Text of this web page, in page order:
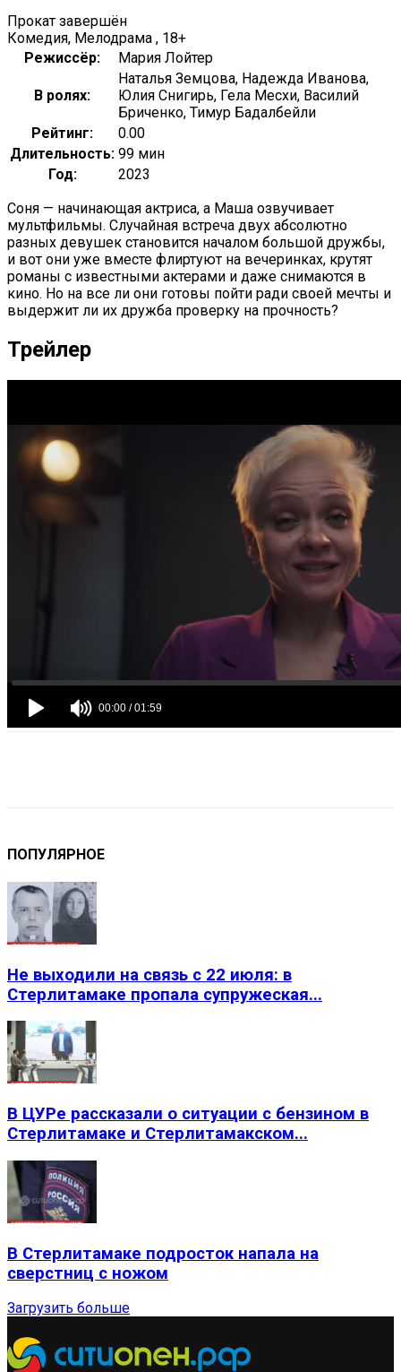
Прокат завершён
Комедия, Мелодрама , 18+
Режиссёр:
Мария Лойтер
В ролях:
Наталья Земцова, Надежда Иванова,
Юлия Снигирь, Гела Месхи, Василий
Бриченко, Тимур Бадалбейли
Рейтинг:
0.00
Длительность: 99 мин
Год:
2023
Соня — начинающая актриса, а Маша озвучивает
мультфильмы. Случайная встреча двух абсолютно
разных девушек становится началом большой дружбы,
и вот они уже вместе флиртуют на вечеринках, крутят
романы с известными актерами и даже снимаются в
кино. Но на все ли они готовы пойти ради своей мечты и
выдержит ли их дружба проверку на прочность?
Трейлер
ПОПУЛЯРНОЕ
Не выходили на связь с 22 июля: в
Стерлитамаке пропала супружеская...
В ЦУРе рассказали о ситуации с бензином в
Стерлитамаке и Стерлитамакском...
В Стерлитамаке подросток напала на
сверстниц с ножом
Загрузить больше